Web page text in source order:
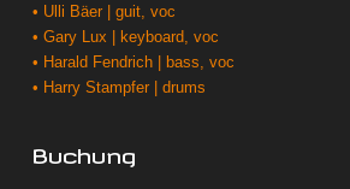
• Ulli Bäer | guit, voc
• Gary Lux | keyboard, voc
• Harald Fendrich | bass, voc
• Harry Stampfer | drums
Buchung